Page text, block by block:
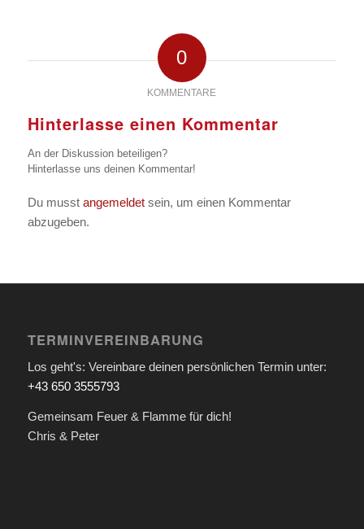
0
KOMMENTARE
Hinterlasse einen Kommentar
An der Diskussion beteiligen?
Hinterlasse uns deinen Kommentar!
Du musst angemeldetsein, um einen Kommentar
abzugeben.
TERMINVEREINBARUNG
Los geht's: Vereinbare deinen persönlichen Termin unter:
+43 650 3555793
Gemeinsam Feuer & Flamme für dich!
Chris & Peter